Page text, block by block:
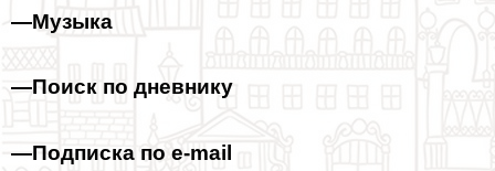
—Музыка
—Поиск по дневнику
—Подписка по e-mail